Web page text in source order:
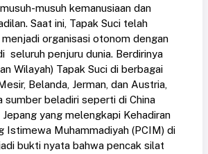
musuh kemanusiaan dan
Saat ini, Tapak Suci telah
organisasi otonom dengan
seluruh penjuru dunia. Berdirinya
Wilayah) Tapak Suci di berbagai
Belanda, Jerman, dan Austria,
sumber beladiri seperti di China
Jepang yang melengkapi Kehadiran
Istimewa Muhammadiyah (PCIM) di
bukti nyata bahwa pencak silat